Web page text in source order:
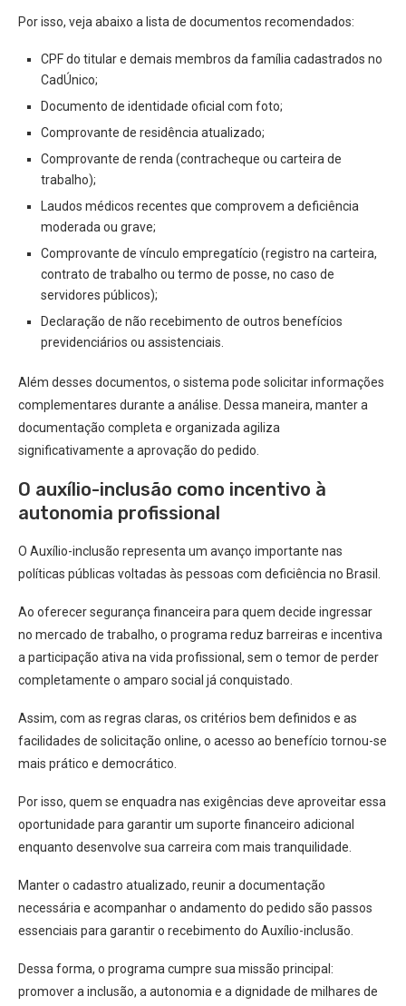
Por isso, veja abaixo a lista de documentos recomendados:
CPF do titular e demais membros da família cadastrados no
CadÚnico;
Documento de identidade oficial com foto;
Comprovante de residência atualizado;
Comprovante de renda (contracheque ou carteira de
trabalho);
Laudos médicos recentes que comprovem a deficiência
moderada ou grave;
Comprovante de vínculo empregatício (registro na carteira,
contrato de trabalho ou termo de posse, no caso de
servidores públicos);
Declaração de não recebimento de outros benefícios
previdenciários ou assistenciais.
Além desses documentos, o sistema pode solicitar informações
complementares durante a análise. Dessa maneira, manter a
documentação completa e organizada agiliza
significativamente a aprovação do pedido.
O auxílio-inclusão como incentivo à
autonomia profissional
O Auxílio-inclusão representa um avanço importante nas
políticas públicas voltadas às pessoas com deficiência no Brasil.
Ao oferecer segurança financeira para quem decide ingressar
no mercado de trabalho, o programa reduz barreiras e incentiva
a participação ativa na vida profissional, sem o temor de perder
completamente o amparo social já conquistado.
Assim, com as regras claras, os critérios bem definidos e as
facilidades de solicitação online, o acesso ao benefício tornou-se
mais prático e democrático.
Por isso, quem se enquadra nas exigências deve aproveitar essa
oportunidade para garantir um suporte financeiro adicional
enquanto desenvolve sua carreira com mais tranquilidade.
Manter o cadastro atualizado, reunir a documentação
necessária e acompanhar o andamento do pedido são passos
essenciais para garantir o recebimento do Auxílio-inclusão.
Dessa forma, o programa cumpre sua missão principal:
promover a inclusão, a autonomia e a dignidade de milhares de